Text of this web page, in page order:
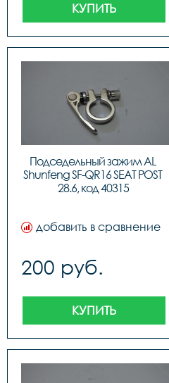
КУПИТЬ
Подседельный зажим AL
Shunfeng SF-QR16 SEAT POST
28.6, код 40315
добавить в сравнение
200 руб.
КУПИТЬ